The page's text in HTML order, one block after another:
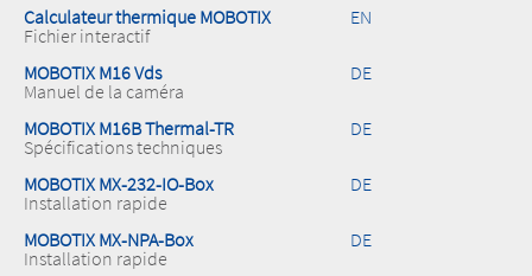
Calculateur thermique MOBOTIX
Fichier interactif
EN
MOBOTIX M16 Vds
Manuel de la caméra
DE
MOBOTIX M16B Thermal-TR
Spécifications techniques
DE
MOBOTIX MX-232-IO-Box
Installation rapide
DE
MOBOTIX MX-NPA-Box
Installation rapide
DE